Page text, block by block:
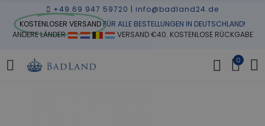
+49 69 947 59720 | info@badland24.de
KOSTENLOSER VERSANDFÜR ALLE BESTELLUNGEN IN DEUTSCHLAND!
ANDERE LÄNDER
VERSAND €40. KOSTENLOSE RÜCKGABE
0